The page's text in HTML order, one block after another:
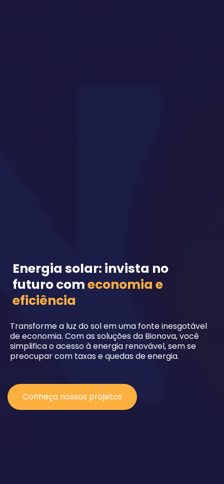
Energia solar: invista no
futuro comeconomia e
eficiência
Transforme a luz do sol em uma fonte inesgotável
de economia. Com as soluções da Bionova, você
simplifica o acesso à energia renovável, sem se
preocupar com taxas e quedas de energia.
Conheça nossos projetos